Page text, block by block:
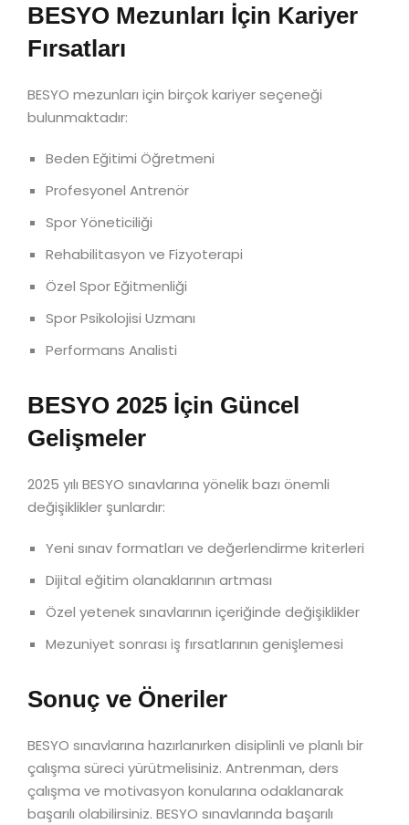
BESYO Mezunları İçin Kariyer
Fırsatları
BESYO mezunları için birçok kariyer seçeneği
bulunmaktadır:
Beden Eğitimi Öğretmeni
Profesyonel Antrenör
Spor Yöneticiliği
Rehabilitasyon ve Fizyoterapi
Özel Spor Eğitmenliği
Spor Psikolojisi Uzmanı
Performans Analisti
BESYO 2025 İçin Güncel
Gelişmeler
2025 yılı BESYO sınavlarına yönelik bazı önemli
değişiklikler şunlardır:
Yeni sınav formatları ve değerlendirme kriterleri
Dijital eğitim olanaklarının artması
Özel yetenek sınavlarının içeriğinde değişiklikler
Mezuniyet sonrası iş fırsatlarının genişlemesi
Sonuç ve Öneriler
BESYO sınavlarına hazırlanırken disiplinli ve planlı bir
çalışma süreci yürütmelisiniz. Antrenman, ders
çalışma ve motivasyon konularına odaklanarak
başarılı olabilirsiniz. BESYO sınavlarında başarılı